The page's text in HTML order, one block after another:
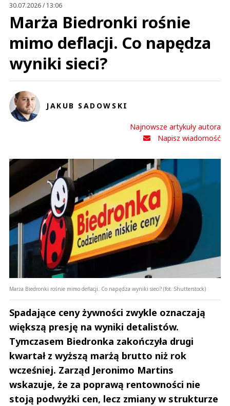
30.07.2026 / 13:06
Marża Biedronki rośnie
mimo deflacji. Co napędza
wyniki sieci?
JAKUB SADOWSKI
Najnowsze artykuły autora
Napisz wiadomość
Marża Biedronki rośnie mimo deflacji. Co napędza wyniki sieci? (fot. Shutterstock)
Spadające ceny żywności zwykle oznaczają
większą presję na wyniki detalistów.
Tymczasem Biedronka zakończyła drugi
kwartał z wyższą marżą brutto niż rok
wcześniej. Zarząd Jeronimo Martins
wskazuje, że za poprawą rentowności nie
stoją podwyżki cen, lecz zmiany w strukturze